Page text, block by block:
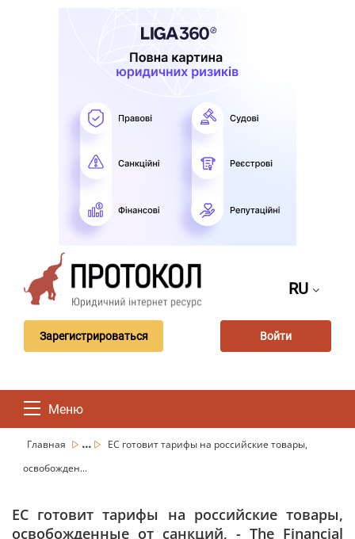
RU
Зарегистрироваться Войти
Меню
Главная ...
ЕС готовит тарифы на российские товары,
освобожден...
ЕС готовит тарифы на российские товары,
освобожденные от санкций, - The Financial